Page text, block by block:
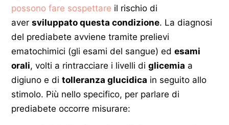
possono fare sospettare il rischio di
aver sviluppato questa condizione. La diagnosi
del prediabete avviene tramite prelievi
ematochimici (gli esami del sangue) ed esami
orali, volti a rintracciare i livelli di glicemia a
digiuno e di tolleranza glucidica in seguito allo
stimolo. Più nello specifico, per parlare di
prediabete occorre misurare: